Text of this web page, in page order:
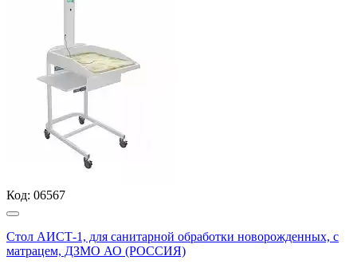
Код: 06567
Стол АИСТ-1, для санитарной обработки новорожденных, с
матрацем, ДЗМО АО (РОССИЯ)